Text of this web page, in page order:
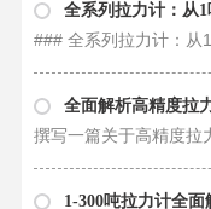
全系列拉力计：从
全面解析高精度拉
1-300吨拉力计全